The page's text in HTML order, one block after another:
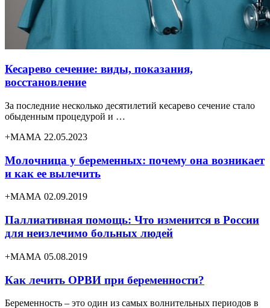
Кесарево сечение: виды, показания,
восстановление
За последние несколько десятилетий кесарево сечение стало
обыденным процедурой и …
+МАМА 22.05.2023
Молочница у беременных: почему она возникает
и как ее вылечить
+МАМА 02.09.2019
Паллиативная помощь: Что изменится в России
для неизлечимо больных людей
+МАМА 05.08.2019
Как лечить ОРВИ при беременности?
Беременность – это один из самых волнительных периодов в